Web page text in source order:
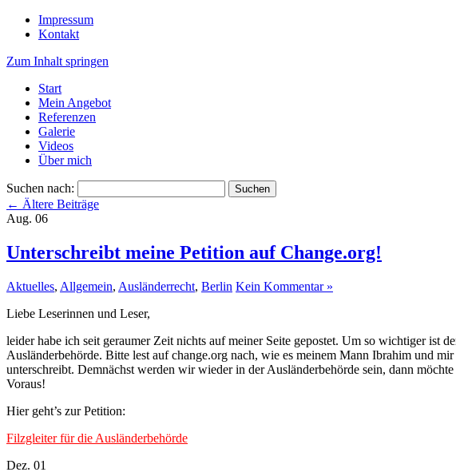
Impressum
Kontakt
Zum Inhalt springen
Start
Mein Angebot
Referenzen
Galerie
Videos
Über mich
Suchen nach:
← Ältere Beiträge
Aug. 06
Unterschreibt meine Petition auf Change.org!
Aktuelles, Allgemein, Ausländerrecht, Berlin Kein Kommentar »
Liebe Leserinnen und Leser,
leider habe ich seit geraumer Zeit nichts auf meiner Seite gepostet. Um so wichtiger
Ausländerbehörde. Bitte lest auf change.org nach, wie es meinem Mann Ibrahim und
unterschreibt. Demnächst werden wir wieder in der Ausländerbehörde sein, dann
Voraus!
Hier geht’s zur Petition:
Filzgleiter für die Ausländerbehörde
Dez. 01